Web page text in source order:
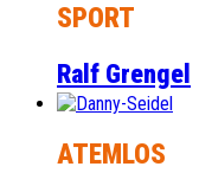
SPORT
Ralf Grengel
ATEMLOS